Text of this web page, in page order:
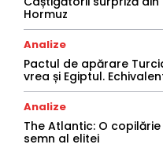
Hormuz
Analize
Pactul de apărare
vrea și Egiptul.
Analize
The Atlantic: O
semn al elitei